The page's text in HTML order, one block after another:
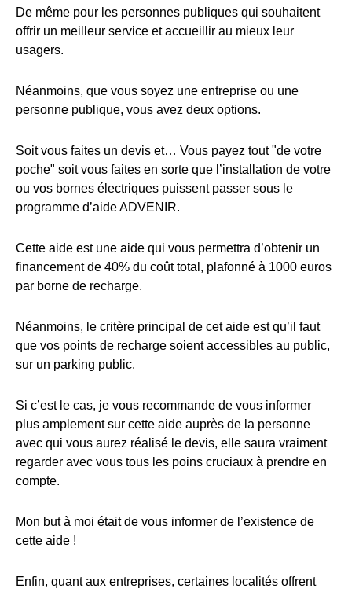
De même pour les personnes publiques qui souhaitent
offrir un meilleur service et accueillir au mieux leur
usagers.
Néanmoins, que vous soyez une entreprise ou une
personne publique, vous avez deux options.
Soit vous faites un devis et… Vous payez tout "de votre
poche" soit vous faites en sorte que l’installation de votre
ou vos bornes électriques puissent passer sous le
programme d’aide ADVENIR.
Cette aide est une aide qui vous permettra d’obtenir un
financement de 40% du coût total, plafonné à 1000 euros
par borne de recharge.
Néanmoins, le critère principal de cet aide est qu’il faut
que vos points de recharge soient accessibles au public,
sur un parking public.
Si c’est le cas, je vous recommande de vous informer
plus amplement sur cette aide auprès de la personne
avec qui vous aurez réalisé le devis, elle saura vraiment
regarder avec vous tous les poins cruciaux à prendre en
compte.
Mon but à moi était de vous informer de l’existence de
cette aide !
Enfin, quant aux entreprises, certaines localités offrent